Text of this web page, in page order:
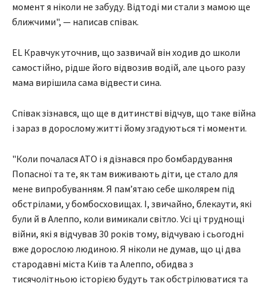
момент я ніколи не забуду. Відтоді ми стали з мамою ще
ближчими", — написав співак.
EL Кравчук уточнив, що зазвичай він ходив до школи
самостійно, рідше його відвозив водій, але цього разу
мама вирішила сама відвести сина.
Співак зізнався, що ще в дитинстві відчув, що таке війна
і зараз в дорослому житті йому згадуються ті моменти.
"Коли почалася АТО і я дізнався про бомбардування
Попасної та те, як там виживають діти, це стало для
мене випробуванням. Я пам’ятаю себе школярем під
обстрілами, у бомбосховищах. І, звичайно, блекаути, які
були й в Алеппо, коли вимикали світло. Усі ці труднощі
війни, які я відчував 30 років тому, відчуваю і сьогодні
вже дорослою людиною. Я ніколи не думав, що ці два
стародавні міста Київ та Алеппо, обидва з
тисячолітньою історією будуть так обстрілюватися та